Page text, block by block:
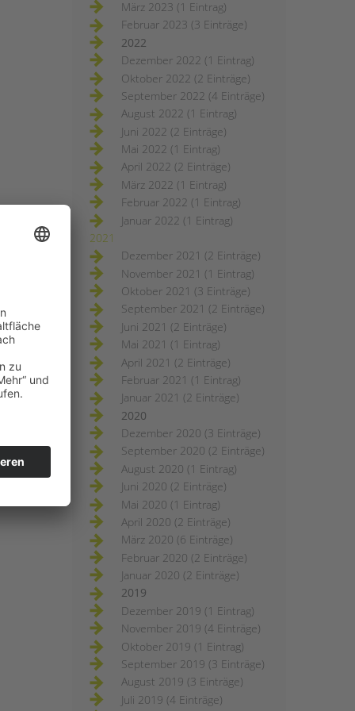
März 2023 (1 Eintrag)
Februar 2023 (3 Einträge)
2022
Dezember 2022 (1 Eintrag)
Oktober 2022 (2 Einträge)
September 2022 (4 Einträge)
August 2022 (1 Eintrag)
Juni 2022 (2 Einträge)
Mai 2022 (1 Eintrag)
April 2022 (2 Einträge)
März 2022 (1 Eintrag)
Februar 2022 (1 Eintrag)
Januar 2022 (1 Eintrag)
2021
Dezember 2021 (2 Einträge)
November 2021 (1 Eintrag)
Oktober 2021 (3 Einträge)
September 2021 (2 Einträge)
Juni 2021 (2 Einträge)
Mai 2021 (1 Eintrag)
April 2021 (2 Einträge)
Februar 2021 (1 Eintrag)
Januar 2021 (2 Einträge)
2020
Dezember 2020 (3 Einträge)
September 2020 (2 Einträge)
August 2020 (1 Eintrag)
Juni 2020 (2 Einträge)
Mai 2020 (1 Eintrag)
April 2020 (2 Einträge)
März 2020 (6 Einträge)
Februar 2020 (2 Einträge)
Januar 2020 (2 Einträge)
2019
Dezember 2019 (1 Eintrag)
November 2019 (4 Einträge)
Oktober 2019 (1 Eintrag)
September 2019 (3 Einträge)
August 2019 (3 Einträge)
Juli 2019 (4 Einträge)